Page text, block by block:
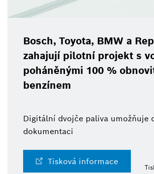
Bosch, Toyota, BMW a
zahajují pilotní projekt s
poháněnými 100 %
benzínem
Digitální dvojče paliva umožňuje
dokumentaci
Tisková informace